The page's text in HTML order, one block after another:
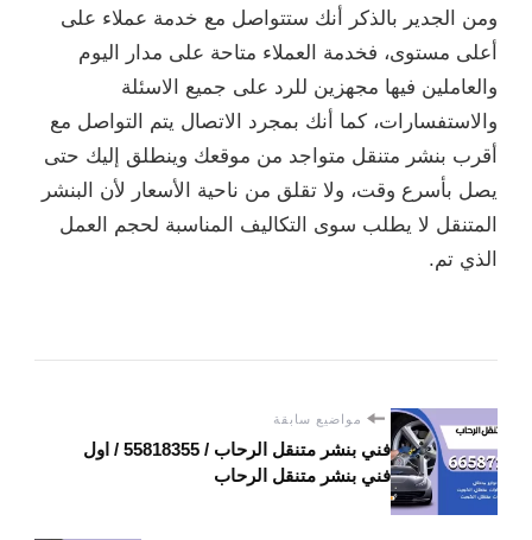
ومن الجدير بالذكر أنك ستتواصل مع خدمة عملاء على
أعلى مستوى، فخدمة العملاء متاحة على مدار اليوم
والعاملين فيها مجهزين للرد على جميع الاسئلة
والاستفسارات، كما أنك بمجرد الاتصال يتم التواصل مع
أقرب بنشر متنقل متواجد من موقعك وينطلق إليك حتى
يصل بأسرع وقت، ولا تقلق من ناحية الأسعار لأن البنشر
المتنقل لا يطلب سوى التكاليف المناسبة لحجم العمل
الذي تم.
مواضيع سابقة
فني بنشر متنقل الرحاب / 55818355‬ / اول
فني بنشر متنقل الرحاب